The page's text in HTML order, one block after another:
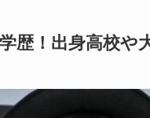
歴！出身高校や